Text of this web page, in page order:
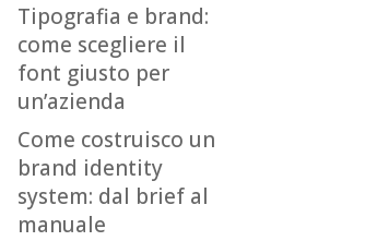
Tipografia e brand:
come scegliere il
font giusto per
un’azienda
Come costruisco un
brand identity
system: dal brief al
manuale